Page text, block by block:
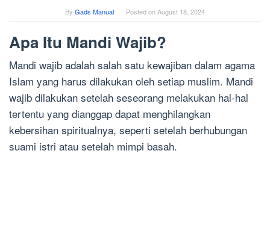
By Gads Manual Posted onAugust 18, 2024
Apa Itu Mandi Wajib?
Mandi wajib adalah salah satu kewajiban dalam agama
Islam yang harus dilakukan oleh setiap muslim. Mandi
wajib dilakukan setelah seseorang melakukan hal-hal
tertentu yang dianggap dapat menghilangkan
kebersihan spiritualnya, seperti setelah berhubungan
suami istri atau setelah mimpi basah.